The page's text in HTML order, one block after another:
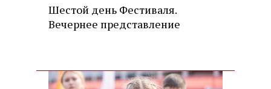
Шестой день Фестиваля.
Вечернее представление